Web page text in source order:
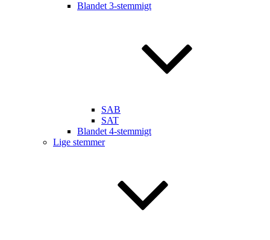
Blandet 3-stemmigt
SAB
SAT
Blandet 4-stemmigt
Lige stemmer